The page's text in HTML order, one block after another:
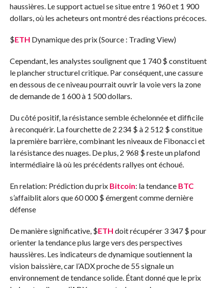
haussières. Le support actuel se situe entre 1 960 et 1 900
dollars, où les acheteurs ont montré des réactions précoces.
$ETH Dynamique des prix (Source : Trading View)
Cependant, les analystes soulignent que 1 740 $ constituent
le plancher structurel critique. Par conséquent, une cassure
en dessous de ce niveau pourrait ouvrir la voie vers la zone
de demande de 1 600 à 1 500 dollars.
Du côté positif, la résistance semble échelonnée et difficile
à reconquérir. La fourchette de 2 234 $ à 2 512 $ constitue
la première barrière, combinant les niveaux de Fibonacci et
la résistance des nuages. De plus, 2 968 $ reste un plafond
intermédiaire là où les précédents rallyes ont échoué.
En relation: Prédiction du prix Bitcoin: la tendance BTC
s’affaiblit alors que 60 000 $ émergent comme dernière
défense
De manière significative, $ETH doit récupérer 3 347 $ pour
orienter la tendance plus large vers des perspectives
haussières. Les indicateurs de dynamique soutiennent la
vision baissière, car l’ADX proche de 55 signale un
environnement de tendance solide. Étant donné que le prix